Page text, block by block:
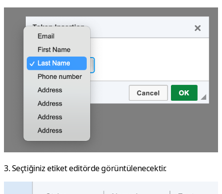
3. Seçtiğiniz etiket editörde görüntülenecektir.